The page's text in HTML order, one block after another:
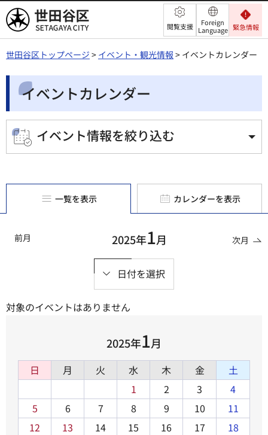
世田谷区 閲覧支援
Foreign
Language 緊急情報
世田谷区トップページ > イベント・観光情報 > イベントカレンダー
イベントカレンダー
イベント情報を絞り込む
一覧を表示 カレンダーを表示
前月 2025年1月
日付を選択
次月
対象のイベントはありません
2025年1月
日 月 火 水 木 金
土
1
2 3
4
5
6 7 8 9 10
11
12
13 14 15 16 17
18